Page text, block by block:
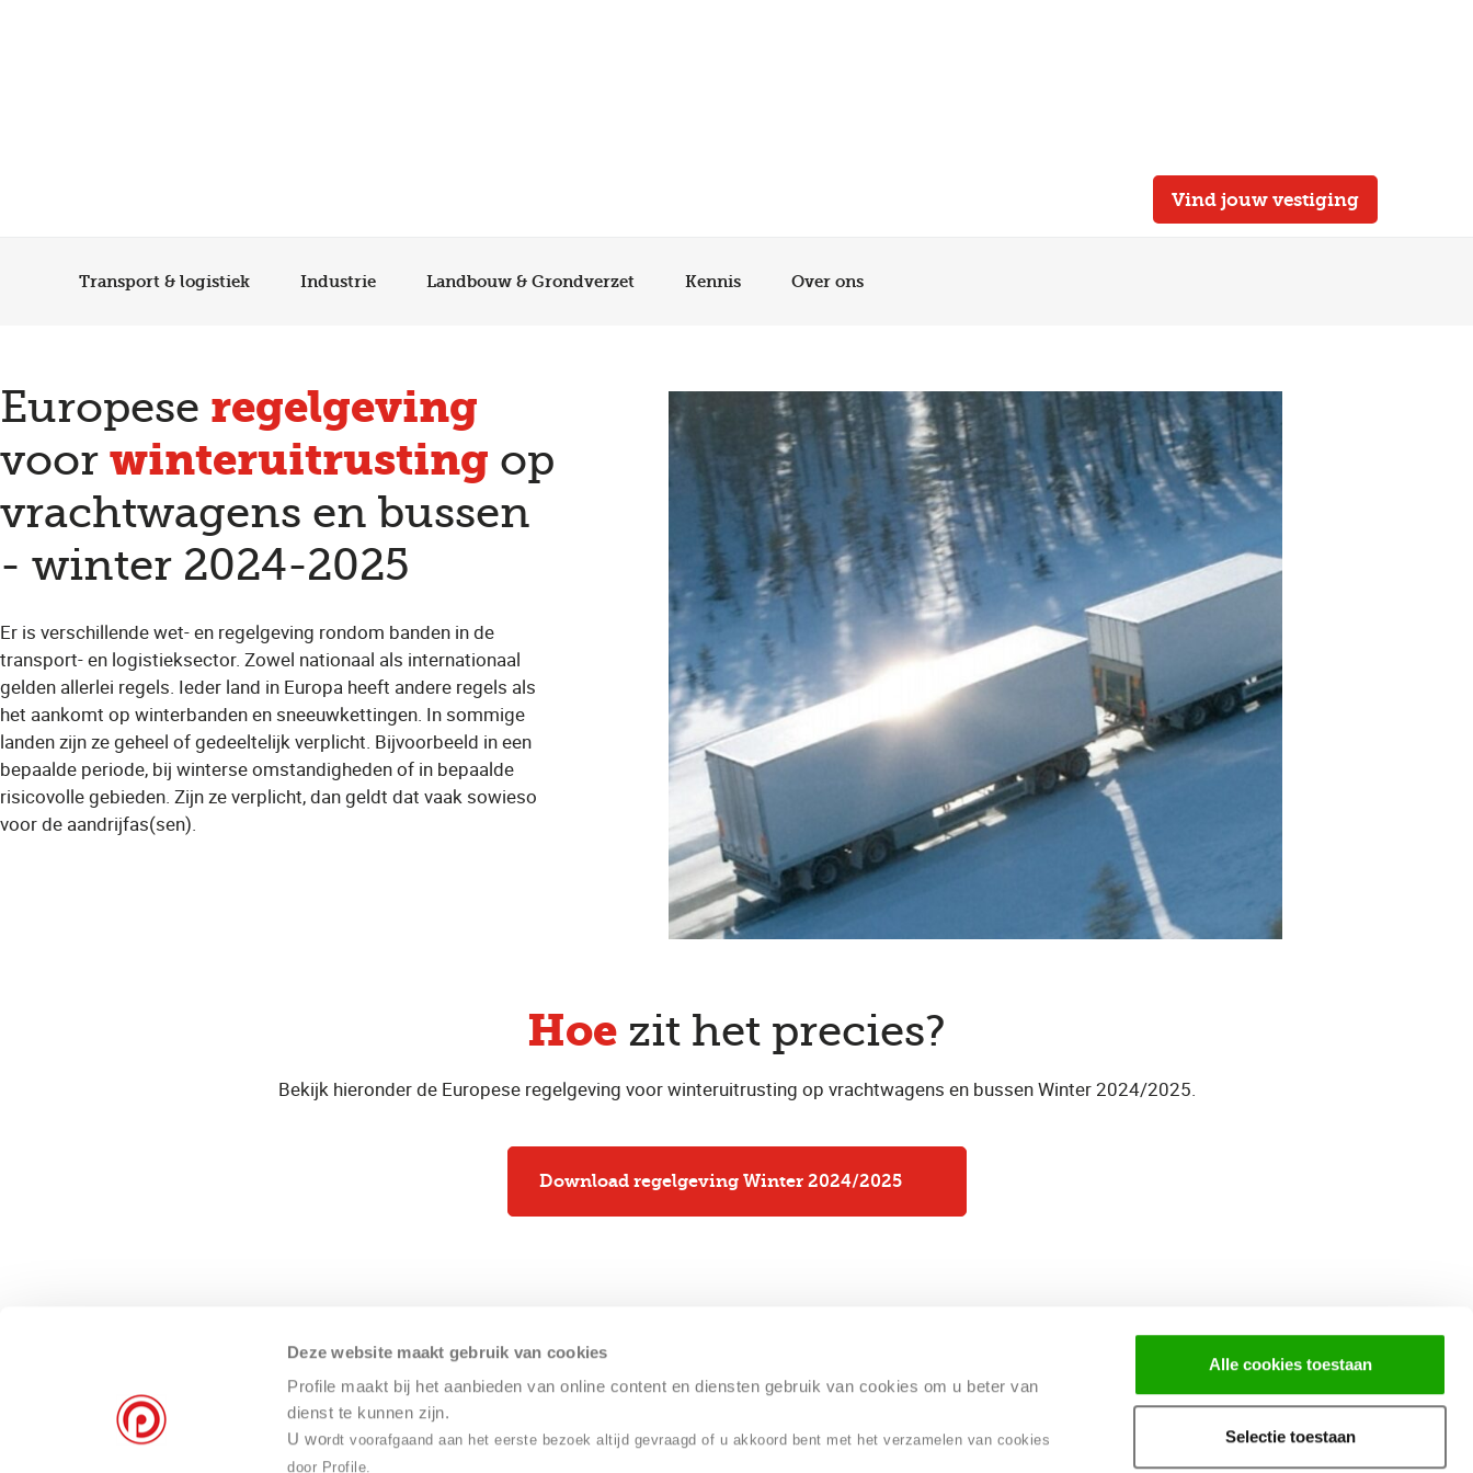
Deze website maakt gebruik van cookies
Profile maakt bij het aanbieden van online content en diensten gebruik van cookies om u beter van
dienst te kunnen zijn.
U wordt voorafgaand aan het eerste bezoek altijd gevraagd of u akkoord bent met het verzamelen van cookies
door Profile.
Alle cookies toestaan
Selectie toestaan
Vind jouw vestiging
Transport & logistiek Industrie Landbouw & Grondverzet Kennis Over ons
Europese regelgeving
voor winteruitrusting op
vrachtwagens en bussen
- winter 2024-2025
Er is verschillende wet- en regelgeving rondom banden in de
transport- en logistieksector. Zowel nationaal als internationaal
gelden allerlei regels. Ieder land in Europa heeft andere regels als
het aankomt op winterbanden en sneeuwkettingen. In sommige
landen zijn ze geheel of gedeeltelijk verplicht. Bijvoorbeeld in een
bepaalde periode, bij winterse omstandigheden of in bepaalde
risicovolle gebieden. Zijn ze verplicht, dan geldt dat vaak sowieso
voor de aandrijfas(sen).
Hoe zit het precies?
Bekijk hieronder de Europese regelgeving voor winteruitrusting op vrachtwagens en bussen Winter 2024/2025.
Download regelgeving Winter 2024/2025